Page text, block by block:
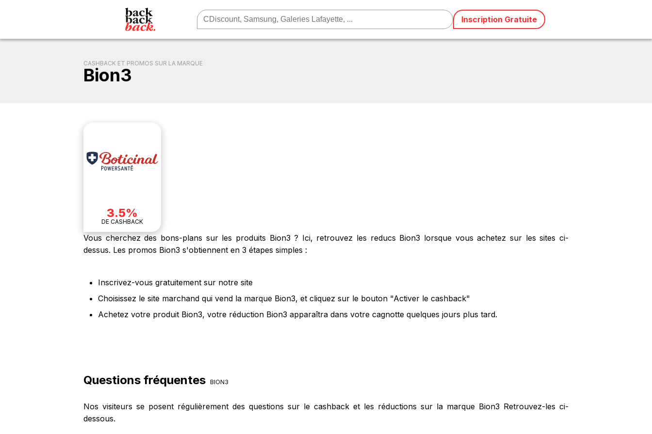
CASHBACK ET PROMOS SUR LA MARQUE
Bion3
3.5%
DE CASHBACK
Vous cherchez des bons-plans sur les produits Bion3 ? Ici, retrouvez les reducs Bion3 lorsque vous achetez sur les sites ci-
dessus. Les promos Bion3 s'obtiennent en 3 étapes simples :
Inscrivez-vous gratuitement sur notre site
Choisissez le site marchand qui vend la marque Bion3, et cliquez sur le bouton "Activer le cashback"
Achetez votre produit Bion3, votre réduction Bion3 apparaîtra dans votre cagnotte quelques jours plus tard.
Questions fréquentes BION3
Nos visiteurs se posent régulièrement des questions sur le cashback et les réductions sur la marque Bion3 Retrouvez-les ci-
dessous.
Inscription Gratuite